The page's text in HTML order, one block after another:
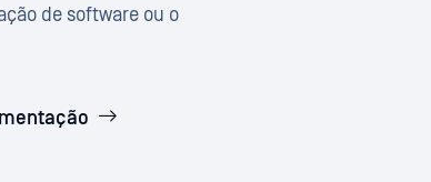
de software ou o